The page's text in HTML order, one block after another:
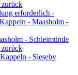
erforderlich -
- Maasholm -
- Schleimünde
- Sieseby